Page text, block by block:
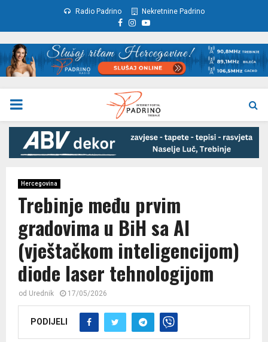
Radio Padrino Nekretnine Padrino
Facebook
Instagram
Youtube
PRIMARY
MENU
Hercegovina
Trebinje među prvim
gradovima u BiH sa AI
(vještačkom inteligencijom)
diode laser tehnologijom
od Urednik 17/05/2026
PODIJELI